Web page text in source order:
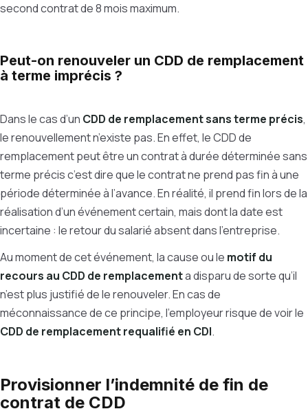
second contrat de 8 mois maximum.
Peut-on renouveler un CDD de remplacement
à terme imprécis ?
Dans le cas d’un CDD de remplacement sans terme précis,
le renouvellement n’existe pas. En effet, le CDD de
remplacement peut être un contrat à durée déterminée sans
terme précis c’est dire que le contrat ne prend pas fin à une
période déterminée à l’avance. En réalité, il prend fin lors de la
réalisation d’un événement certain, mais dont la date est
incertaine : le retour du salarié absent dans l’entreprise.
Au moment de cet événement, la cause ou le motif du
recours au CDD de remplacementa disparu de sorte qu’il
n’est plus justifié de le renouveler. En cas de
méconnaissance de ce principe, l’employeur risque de voir le
CDD de remplacement requalifié en CDI.
Provisionner l’indemnité de fin de
contrat de CDD